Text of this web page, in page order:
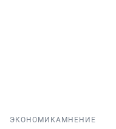
ЭКОНОМИКА МНЕНИЕ